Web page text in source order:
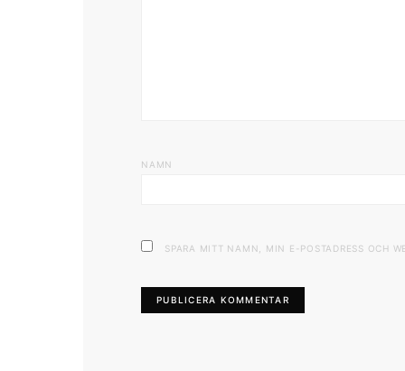
NAMN
SPARA MITT NAMN, MIN E-POSTADRESS OCH